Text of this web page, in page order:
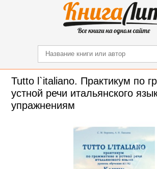
Tutto l`italiano. Практикум по
устной речи итальянского
упражнениям